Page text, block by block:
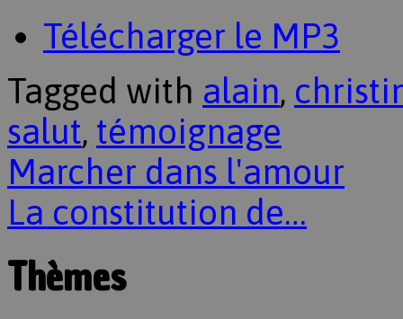
Télécharger le MP3
Tagged with alain,
salut, témoignage
Marcher dans l'amour
La constitution de…
Thèmes